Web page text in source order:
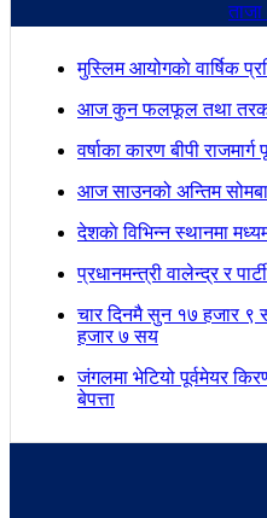
मुस्लिम आयोगकाे वार्षिक
आज कुन फलफूल तथा
वर्षाका कारण बीपी
आज साउनको अन्तिम
देशकाे विभिन्न स्थानमा
प्रधानमन्त्री वालेन्द्र र
चार दिनमै सुन १७ हजार ९
हजार ७ सय
जंगलमा भेटियो पूर्वमेयर
बेपत्ता